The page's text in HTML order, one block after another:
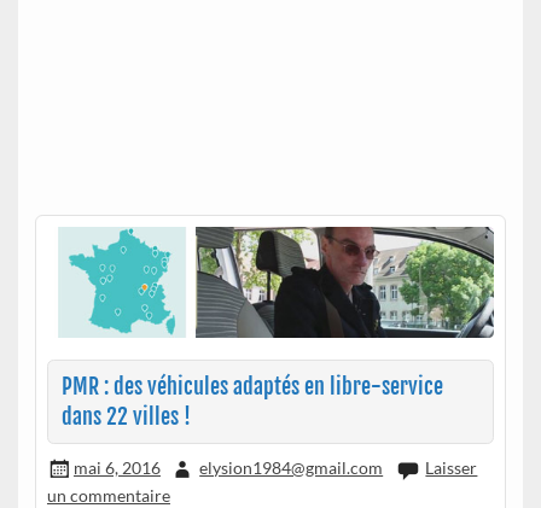
PMR : des véhicules adaptés en libre-service
dans 22 villes !
mai 6, 2016 elysion1984@gmail.com
Laisser
un commentaire